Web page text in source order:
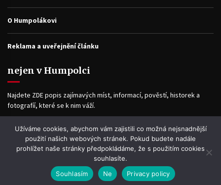
O Humpolákovi
Reklama a uveřejnění článku
nejen v Humpolci
Najdete ZDE popis zajímavých míst, informací, pověstí, historek a
fotografíí, které se k nim váží.
Facebook
Užíváme cookies, abychom vám zajistili co možná nejsnadnější
použití našich webových stránek. Pokud budete nadále
prohlížet naše stránky předpokládáme, že s použitím cookies
souhlasíte.
Souhlasím
Ne Privacy policy